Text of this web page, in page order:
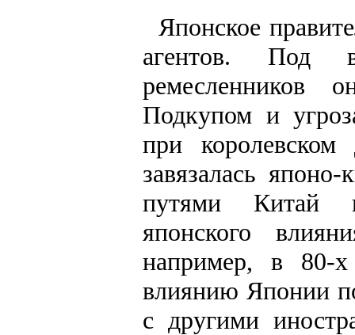
Японское
агентов. Под
ремесленников
Подкупом и
при
завязалась
путями Китай
японского
например, в 80-
влиянию Японии
с другими